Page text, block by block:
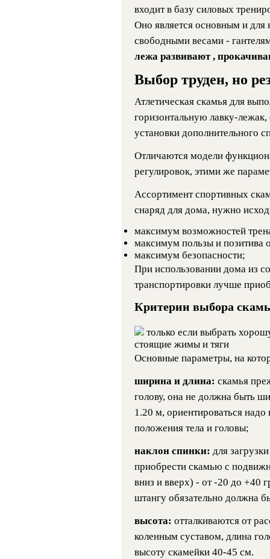
входит в базу силовых
Оно является основным и для
свободными весами -
лежа развивают ,
Выбор труден, но
Атлетическая скамья для
горизонтальную лавку-
установки дополнительного
Отличаются модели
регулировок, этими же
Ассортимент спортивных
снаряд для дома, нужно
максимум возможностей
максимум пользы и позитива
максимум безопасности;
При использовании дома из
транспортировки лучше
Критерии выбора
только если выбрать
стоящие жимы и тяги
Основные параметры, на
ширина и длина: скамья
голову, она не должна быть
1.20 м, ориентироваться
положения тела и головы;
наклон спинки: для
приобрести скамью с
вниз и вверх) - от -20 до +40
штангу обязательно должна
высота: отталкиваются от
коленным суставом, длина
высоту скамейки 40-45 см.